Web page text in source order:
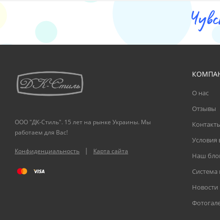
ООО "ДК-Стиль". 15 лет на рынке Украины. Мы
работаем для Вас!
Конфиденциальность | Карта сайта
О нас
Отзывы
Условия
Наш
Система
Новости